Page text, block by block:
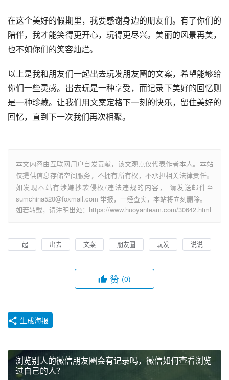
在这个美好的假期里，我要感谢身边的朋友们。有了你们的
陪伴，我才能笑得更开心，玩得更尽兴。美丽的风景再美，
也不如你们的笑容灿烂。
以上是我和朋友们一起出去玩发朋友圈的文案，希望能够给
你们一些灵感。出去玩是一种享受，而记录下美好的回忆则
是一种珍藏。让我们用文案定格下一刻的快乐，留住美好的
回忆，直到下一次我们再次相聚。
本文内容由互联网用户自发贡献，该文观点仅代表作者本人。本站
仅提供信息存储空间服务，不拥有所有权，不承担相关法律责任。
如发现本站有涉嫌抄袭侵权/违法违规的内容， 请发送邮件至
sumchina520@foxmail.com 举报，一经查实，本站将立刻删除。
如若转载，请注明出处：https://www.huoyanteam.com/30642.html
一起 出去 文案 朋友圈 玩发 说说
赞 (0)
生成海报
浏览别人的微信朋友圈会有记录吗，微信如何查看浏览
过自己的人？